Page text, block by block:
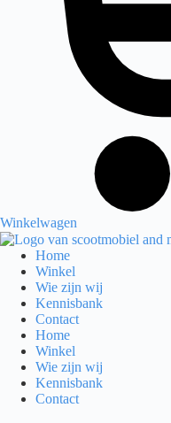
Winkelwagen
Home
Winkel
Wie zijn wij
Kennisbank
Contact
Home
Winkel
Wie zijn wij
Kennisbank
Contact